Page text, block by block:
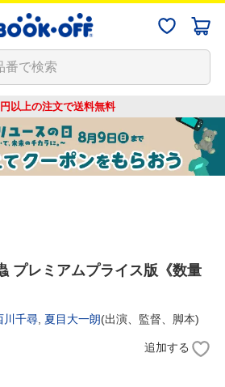
以上の注文で送料無料
プレミアムプライス版《数量
川千尋 夏目大一朗(出演、監督、脚本)
追加する